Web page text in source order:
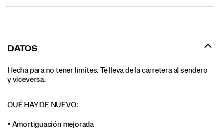
DATOS
Hecha para no tener límites. Te lleva de la carretera al sendero
y viceversa.
QUÉ HAY DE NUEVO:
• Amortiguación mejorada